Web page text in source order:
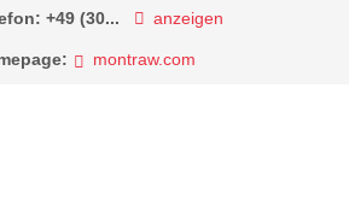
+49 (30... anzeigen
montraw.com